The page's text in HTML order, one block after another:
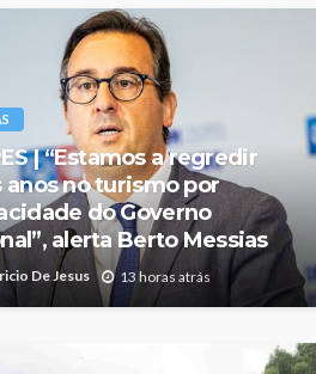
| “Estamos a regredir
anos no turismo por
do Governo
alerta Berto Messias
De Jesus 13 horas atrás